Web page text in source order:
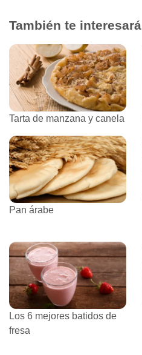
También te interesará
Tarta de manzana y canela
Pan árabe
Los 6 mejores batidos de
fresa